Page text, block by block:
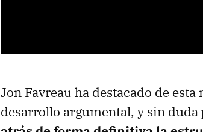
Jon Favreau ha destacado de
desarrollo argumental, y sin duda